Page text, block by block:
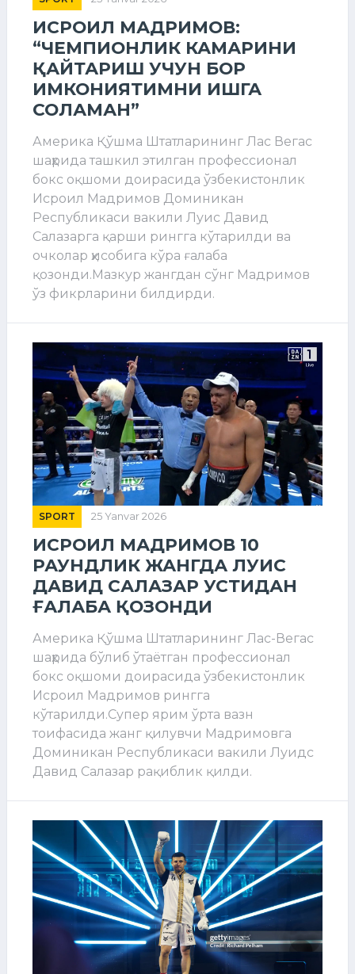
ИСРОИЛ МАДРИМОВ:
“ЧЕМПИОНЛИК КАМАРИНИ
ҚАЙТАРИШ УЧУН БОР
ИМКОНИЯТИМНИ ИШГА
СОЛАМАН”
Америка Қўшма Штатларининг Лас Вегас
шаҳрида ташкил этилган профессионал
бокс оқшоми доирасида ўзбекистонлик
Исроил Мадримов Доминикан
Республикаси вакили Луис Давид
Салазарга қарши рингга кўтарилди ва
очколар ҳисобига кўра ғалаба
қозонди.Мазкур жангдан сўнг Мадримов
ўз фикрларини билдирди.
SPORT 25 Yanvar 2026
ИСРОИЛ МАДРИМОВ 10
РАУНДЛИК ЖАНГДА ЛУИС
ДАВИД САЛАЗАР УСТИДАН
ҒАЛАБА ҚОЗОНДИ
Америка Қўшма Штатларининг Лас-Вегас
шаҳрида бўлиб ўтаётган профессионал
бокс оқшоми доирасида ўзбекистонлик
Исроил Мадримов рингга
кўтарилди.Супер ярим ўрта вазн
тоифасида жанг қилувчи Мадримовга
Доминикан Республикаси вакили Луидс
Давид Салазар рақиблик қилди.